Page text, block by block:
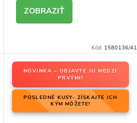
Kód: 1580136/41
NOVINKA – OBJAVTE JU MEDZI
PRVÝMI!
POSLEDNÉ KUSY- ZÍSKAJTE ICH
KÝM MÔŽETE!